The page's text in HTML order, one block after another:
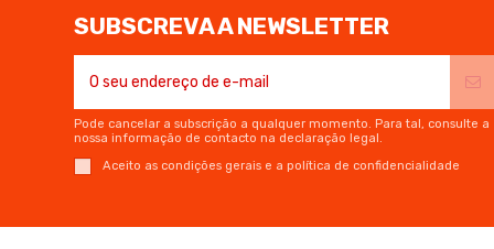
SUBSCREVA A NEWSLETTER
Pode cancelar a subscrição a qualquer momento. Para tal, consulte a
nossa informação de contacto na declaração legal.
Aceito as condições gerais e a política de confidencialidade